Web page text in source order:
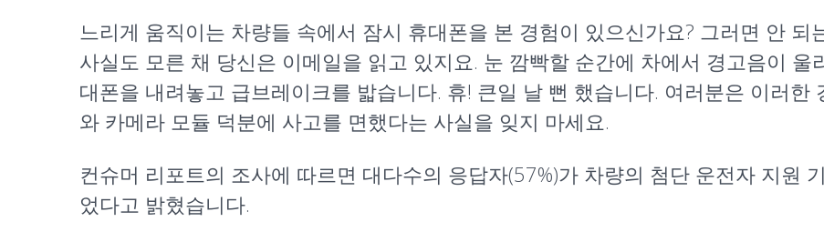
느리게 움직이는 차량들 속에서 잠시 휴대폰을 본 경험이 있으신가요? 그러면 안 되
사실도 모른 채 당신은 이메일을 읽고 있지요. 눈 깜빡할 순간에 차에서 경고음이
대폰을 내려놓고 급브레이크를 밟습니다. 휴! 큰일 날 뻔 했습니다. 여러분은 이러한
와 카메라 모듈 덕분에 사고를 면했다는 사실을 잊지 마세요.
컨슈머 리포트의 조사에 따르면 대다수의 응답자(57%)가 차량의 첨단 운전자 지원
었다고 밝혔습니다.